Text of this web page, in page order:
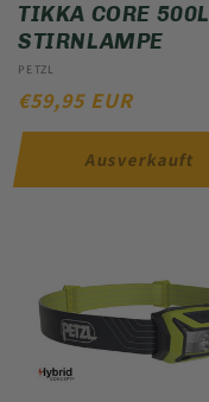
TIKKA CORE 500L
STIRNLAMPE
Anbieter:
PETZL
NORMALER
PREIS
€59,95 EUR
Ausverkauft